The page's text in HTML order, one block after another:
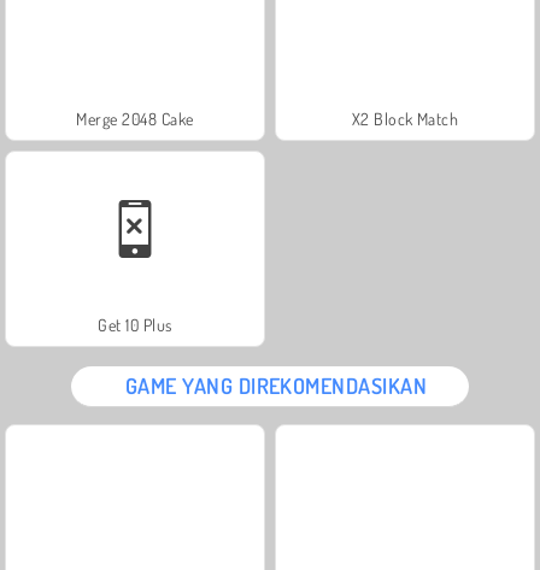
Merge 2048 Cake X2 Block Match
Get 10 Plus
GAME YANG DIREKOMENDASIKAN